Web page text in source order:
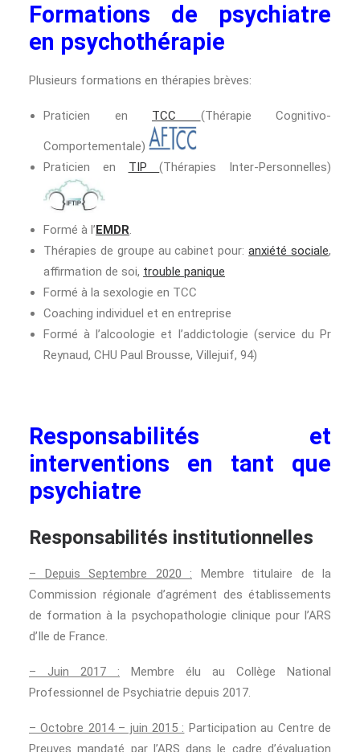
Formations de psychiatre
en psychothérapie
Plusieurs formations en thérapies brèves:
Praticien en TCC (Thérapie Cognitivo-
Comportementale)
Praticien en TIP(Thérapies Inter-Personnelles)
Formé à l’EMDR.
Thérapies de groupe au cabinet pour:anxiété sociale,
affirmation de soi, trouble panique
Formé à la sexologie en TCC
Coaching individuel et en entreprise
Formé à l’alcoologie et l’addictologie (service du Pr
Reynaud, CHU Paul Brousse, Villejuif, 94)
Responsabilités et
interventions en tant que
psychiatre
Responsabilités institutionnelles
– Depuis Septembre 2020 : Membre titulaire de la
Commission régionale d’agrément des établissements
de formation à la psychopathologie clinique pour l’ARS
d’Ile de France.
– Juin 2017 : Membre élu au Collège National
Professionnel de Psychiatrie depuis 2017.
– Octobre 2014 – juin 2015 : Participation au Centre de
Preuves mandaté par l’ARS dans le cadre d’évaluation